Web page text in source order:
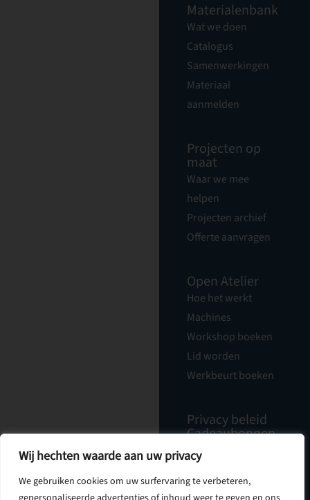
Wij hechten waarde aan uw privacy
We gebruiken cookies om uw surfervaring te verbeteren,
Materialenbank
Wat we doen
Catalogus
Samenwerkingen
Materiaal
aanmelden
Projecten op
maat
Waar we mee
helpen
Projecten archief
Offerte aanvragen
Open Atelier
Hoe het werkt
Machines
Workshop boeken
Lid worden
Werkbeurt boeken
Privacy beleid
Cadeaubonnen
Vacatures
Over Ons
Contact